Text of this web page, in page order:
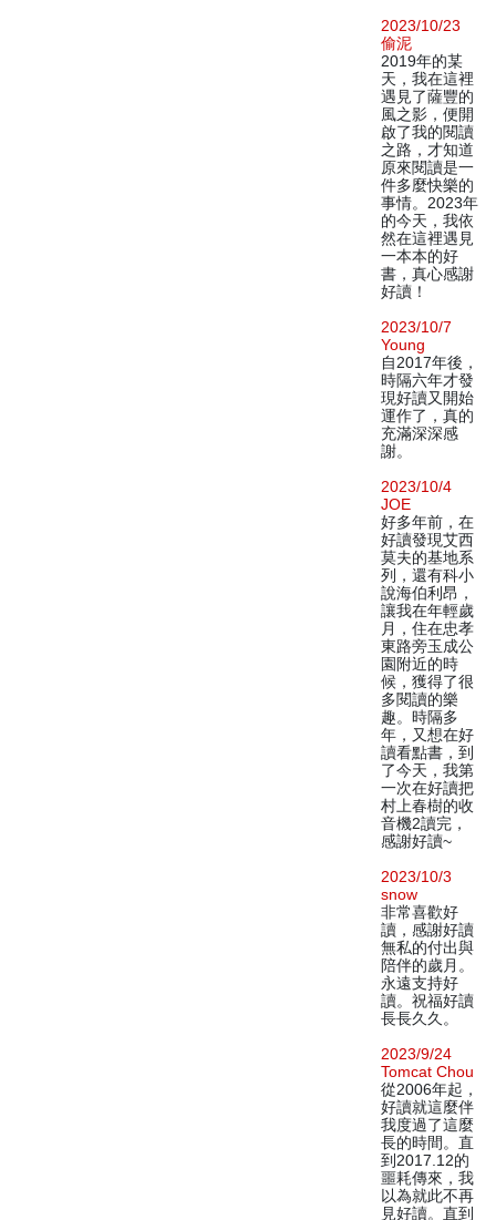
2023/10/23
偷泥
2019年的某
天，我在這裡
遇見了薩豐的
風之影，便開
啟了我的閱讀
之路，才知道
原來閱讀是一
件多麼快樂的
事情。2023年
的今天，我依
然在這裡遇見
一本本的好
書，真心感謝
好讀！
2023/10/7
Young
自2017年後，
時隔六年才發
現好讀又開始
運作了，真的
充滿深深感
謝。
2023/10/4
JOE
好多年前，在
好讀發現艾西
莫夫的基地系
列，還有科小
說海伯利昂，
讓我在年輕歲
月，住在忠孝
東路旁玉成公
園附近的時
候，獲得了很
多閱讀的樂
趣。時隔多
年，又想在好
讀看點書，到
了今天，我第
一次在好讀把
村上春樹的收
音機2讀完，
感謝好讀~
2023/10/3
snow
非常喜歡好
讀，感謝好讀
無私的付出與
陪伴的歲月。
永遠支持好
讀。祝福好讀
長長久久。
2023/9/24
Tomcat Chou
從2006年起，
好讀就這麼伴
我度過了這麼
長的時間。直
到2017.12的
噩耗傳來，我
以為就此不再
見好讀。直到